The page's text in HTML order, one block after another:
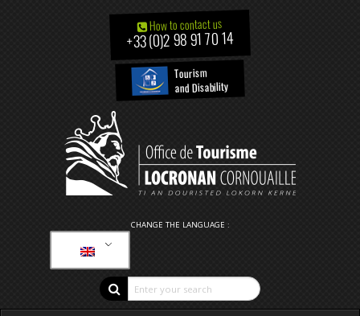
How to contact us
+33 (0)2 98 91 70 14
Tourism
and Disability
CHANGE THE LANGUAGE :